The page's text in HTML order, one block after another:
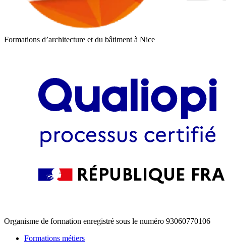
Formations d’architecture et du bâtiment à Nice
Organisme de formation enregistré sous le numéro 93060770106
Formations métiers